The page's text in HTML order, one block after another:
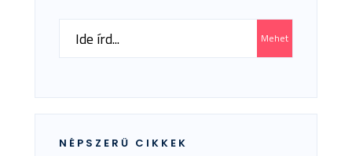
Search
Mehet
NÉPSZERŰ CIKKEK